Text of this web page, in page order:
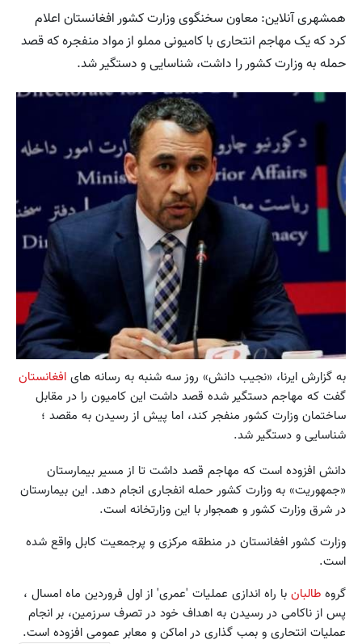
همشهری آنلاین: معاون سخنگوی وزارت کشور افغانستان اعلام
کرد که یک مهاجم انتحاری با کامیونی مملو از مواد منفجره که قصد
حمله به وزارت کشور را داشت، شناسایی و دستگیر شد.
به گزارش ایرنا، «نجیب دانش» روز سه شنبه به رسانه های افغانستان
گفت که مهاجم دستگیر شده قصد داشت این کامیون را در مقابل
ساختمان وزارت کشور منفجر کند، اما پیش از رسیدن به مقصد ؛
شناسایی و دستگیر شد.
دانش افزوده است که مهاجم قصد داشت تا از مسیر بیمارستان
«جمهوریت» به وزارت کشور حمله انفجاری انجام دهد. این بیمارستان
در شرق وزارت کشور و همجوار با این وزارتخانه است.
وزارت کشور افغانستان در منطقه مرکزی و پرجمعیت کابل واقع شده
است.
گروه طالبان با راه اندازی عملیات 'عمری' از اول فروردین ماه امسال ،
پس از ناکامی در رسیدن به اهداف خود در تصرف سرزمین، بر انجام
عملیات انتحاری و بمب گذاری در اماکن و معابر عمومی افزوده است.